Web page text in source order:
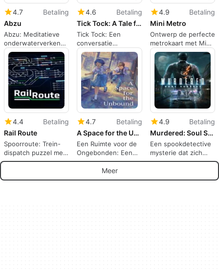
4.7
Betaling
Abzu
Abzu: Meditatieve
onderwaterverkenning
met artistieke focus
4.6
Betaling
Tick Tock: A Tale for Two
Tick Tock: Een
conversatie
klokkenpuzzel voor
twee spelers
4.9
Betaling
Mini Metro
Ontwerp de perfecte
metrokaart met Mini
Metro
4.4
Betaling
Rail Route
Spoorroute: Trein-
dispatch puzzel met
automatisering en
4.7
Betaling
A Space for the Unbound
Een Ruimte voor de
Ongebonden: Een
90s Indonesisch
narratief puzzel
4.9
Betaling
Murdered: Soul Suspect
Een spookdetective
mysterie dat zich
afspeelt op de
van Salem
Meer